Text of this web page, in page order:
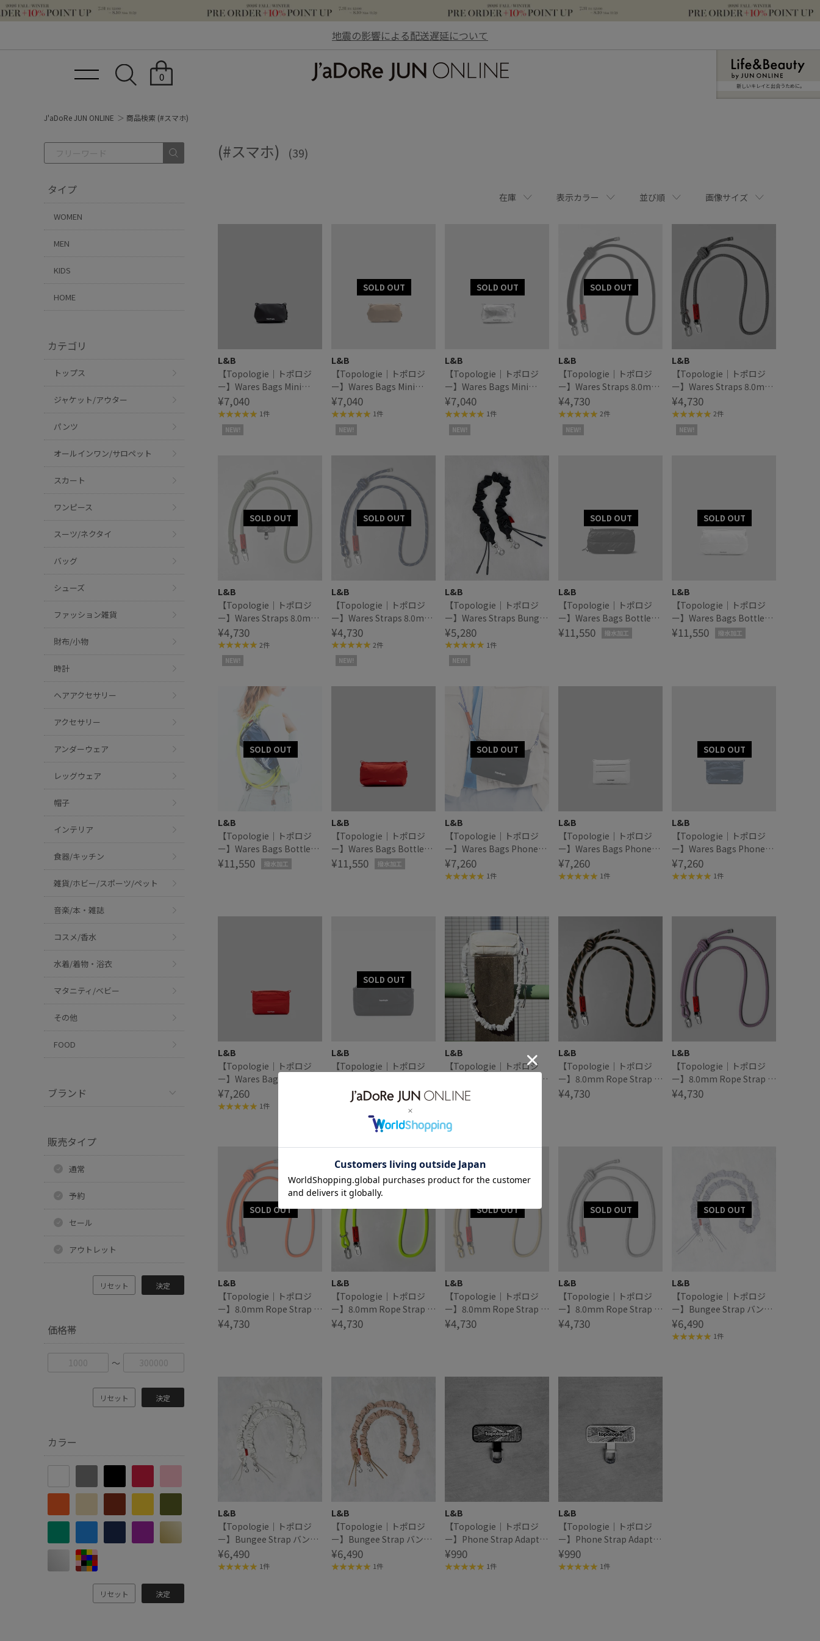
地震の影響による配送遅延について
0
新しいキレイと出合うために。
J'aDoRe JUN ONLINE 商品検索 (#スマホ)
タイプ
WOMEN
MEN
KIDS
HOME
カテゴリ
トップス
ジャケット/アウター
パンツ
オールインワン/サロペット
スカート
ワンピース
スーツ/ネクタイ
バッグ
シューズ
ファッション雑貨
財布/小物
時計
ヘアアクセサリー
アクセサリー
アンダーウェア
レッグウェア
帽子
インテリア
食器/キッチン
雑貨/ホビー/スポーツ/ペット
音楽/本・雑誌
コスメ/香水
水着/着物・浴衣
マタニティ/ベビー
その他
FOOD
ブランド
販売タイプ
通常
予約
セール
アウトレット
リセット 決定
価格帯
〜
リセット 決定
カラー
リセット 決定
(#スマホ) (39)
在庫 表示カラー 並び順 画像サイズ
L&B
【Topologie｜トポロジ
ー】Wares Bags Mini
Bottle Sacoche ミニボト
ルサコッシュ
¥7,040
1件
NEW!
L&B
【Topologie｜トポロジ
ー】Wares Bags Mini
Bottle Sacoche ミニボト
ルサコッシュ
¥7,040
1件
NEW!
L&B
【Topologie｜トポロジ
ー】Wares Bags Mini
Bottle Sacoche ミニボト
ルサコッシュ
¥7,040
1件
NEW!
L&B
【Topologie｜トポロジ
ー】Wares Straps 8.0mm
Rope Strap ロープストラ
ップ
¥4,730
2件
NEW!
L&B
【Topologie｜トポロジ
ー】Wares Straps 8.0mm
Rope Strap ロープストラ
ップ
¥4,730
2件
NEW!
L&B
【Topologie｜トポロジ
ー】Wares Straps 8.0mm
Rope Strap ロープストラ
ップ
¥4,730
2件
NEW!
L&B
【Topologie｜トポロジ
ー】Wares Straps 8.0mm
Rope Strap ロープストラ
ップ
¥4,730
2件
NEW!
L&B
【Topologie｜トポロジ
ー】Wares Straps Bungee
Wrist Strap バンジーリス
トストラップ
¥5,280
1件
NEW!
L&B
【Topologie｜トポロジ
ー】Wares Bags Bottle
Sacoche Medium ボトルサ
¥11,550 撥水加工
L&B
【Topologie｜トポロジ
ー】Wares Bags Bottle
Sacoche Medium ボトルサ
¥11,550 撥水加工
L&B
【Topologie｜トポロジ
ー】Wares Bags Bottle
Sacoche Medium ボトルサ
¥11,550 撥水加工
L&B
【Topologie｜トポロジ
ー】Wares Bags Bottle
Sacoche Medium ボトルサ
¥11,550 撥水加工
L&B
【Topologie｜トポロジ
ー】Wares Bags Phone
Sacoche 90 フォンサコッ
シュ90
¥7,260
1件
L&B
【Topologie｜トポロジ
ー】Wares Bags Phone
Sacoche 90 フォンサコッ
シュ90
¥7,260
1件
L&B
【Topologie｜トポロジ
ー】Wares Bags Phone
Sacoche 90 フォンサコッ
シュ90
¥7,260
1件
L&B
【Topologie｜トポロジ
ー】Wares Bags Phone
Sacoche 90 フォンサコッ
シュ90
¥7,260
1件
L&B
【Topologie｜トポロジ
ーティリティサコッシュ
¥11,110
L&B
【Topologie｜トポロジ
ー】Utility Sacoche EW ユ
ーティリティサコッシュ
EW
¥11,110
L&B
【Topologie｜トポロジ
ー】8.0mm Rope Strap ロ
ープストラップ
¥4,730
L&B
【Topologie｜トポロジ
ー】8.0mm Rope Strap ロ
ープストラップ
¥4,730
L&B
【Topologie｜トポロジ
ー】8.0mm Rope Strap ロ
ープストラップ
¥4,730
L&B
【Topologie｜トポロジ
ー】8.0mm Rope Strap ロ
ープストラップ
¥4,730
L&B
【Topologie｜トポロジ
ー】8.0mm Rope Strap ロ
ープストラップ
¥4,730
L&B
【Topologie｜トポロジ
ー】8.0mm Rope Strap ロ
ープストラップ
¥4,730
L&B
【Topologie｜トポロジ
ー】Bungee Strap バンジ
ーストラップ
¥6,490
1件
L&B
【Topologie｜トポロジ
ー】Bungee Strap バンジ
ーストラップ
¥6,490
1件
L&B
【Topologie｜トポロジ
ー】Bungee Strap バンジ
ーストラップ
¥6,490
1件
L&B
【Topologie｜トポロジ
ー】Phone Strap Adapter
フォンストラップアダプタ
ー
¥990
1件
L&B
【Topologie｜トポロジ
ー】Phone Strap Adapter
フォンストラップアダプタ
ー
¥990
1件